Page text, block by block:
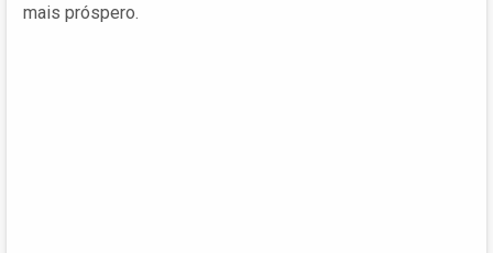
mais próspero.